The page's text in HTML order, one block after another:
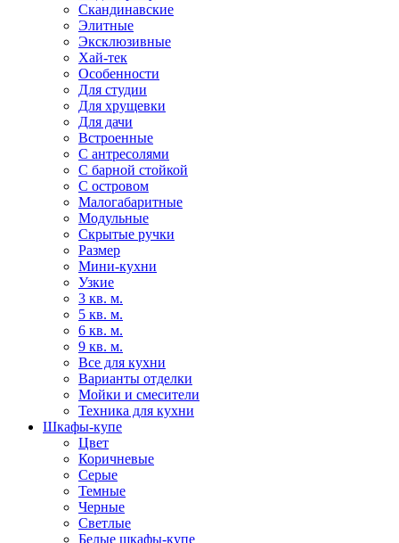
Скандинавские
Элитные
Эксклюзивные
Хай-тек
Особенности
Для студии
Для хрущевки
Для дачи
Встроенные
С антресолями
С барной стойкой
С островом
Малогабаритные
Модульные
Скрытые ручки
Размер
Мини-кухни
Узкие
3 кв. м.
5 кв. м.
6 кв. м.
9 кв. м.
Все для кухни
Варианты отделки
Мойки и смесители
Техника для кухни
Шкафы-купе
Цвет
Коричневые
Серые
Темные
Черные
Светлые
Белые шкафы-купе